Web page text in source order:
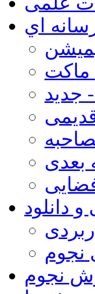
اي
جدید
بعدی
دانلود
نجوم
نجوم